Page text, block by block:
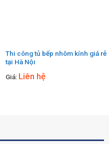
Thi công tủ bếp nhôm kính giá rẻ
tại Hà Nội
Giá: Liên hệ